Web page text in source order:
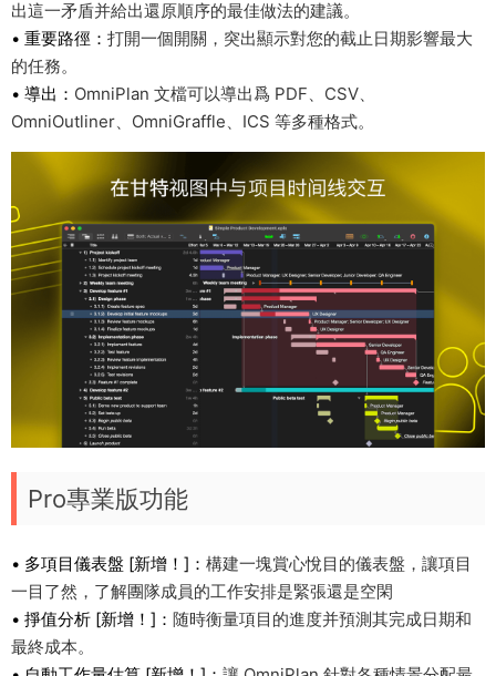
出這一矛盾并給出還原順序的最佳做法的建議。
• 重要路徑： 打開一個開關，突出顯示對您的截止日期影響最大
的任務。
• 導出： OmniPlan 文檔可以導出爲 PDF、CSV、
OmniOutliner、OmniGraffle、ICS 等多種格式。
Pro專業版功能
• 多項目儀表盤 [新增！]： 構建一塊賞心悅目的儀表盤，讓項目
一目了然，了解團隊成員的工作安排是緊張還是空閑
• 掙值分析 [新增！]： 随時衡量項目的進度并預測其完成日期和
最終成本。